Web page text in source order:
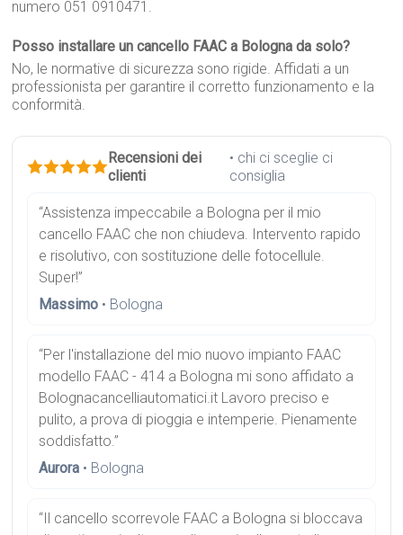
numero 051 0910471.
Posso installare un cancello FAAC a Bologna da solo?
No, le normative di sicurezza sono rigide. Affidati a un
professionista per garantire il corretto funzionamento e la
conformità.
Recensioni dei
clienti
• chi ci sceglie ci
consiglia
“Assistenza impeccabile a Bologna per il mio
cancello FAAC che non chiudeva. Intervento rapido
e risolutivo, con sostituzione delle fotocellule.
Super!”
Massimo • Bologna
“Per l'installazione del mio nuovo impianto FAAC
modello FAAC - 414 a Bologna mi sono affidato a
Bolognacancelliautomatici.it Lavoro preciso e
pulito, a prova di pioggia e intemperie. Pienamente
soddisfatto.”
Aurora • Bologna
“Il cancello scorrevole FAAC a Bologna si bloccava